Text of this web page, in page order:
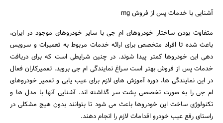
آشنایی با خدمات پس از فروش mg
متفاوت بودن ساختار خودروهای ام جی با سایر خودرو‌های موجود در ایران،
باعث شده تا افراد متخصص برای ارائه خدمات مربوط به تعمیرات و سرویس
دهی این خودروها کمتر پیدا شوند. در چنین شرایطی است که برای دریافت
خدمات پس از فروش بهتر است سراغ نمایندگی ام‌ جی بروید. تعمیرکاران فعال
در این نمایندگی‌ ها، دوره آموزش‌ های لازم برای عیب یابی و تعمیر خودروهای
ام جی را به صورت تخصصی پشت سر گذاشته‌ اند. آشنایی آنها با مدل‌ ها و
تکنولوژی ساخت این خودروها باعث می‌ شود تا بتوانند بدون هیچ مشکلی در
راستای رفع عیب خودرو اقدامات لازم را انجام دهند.